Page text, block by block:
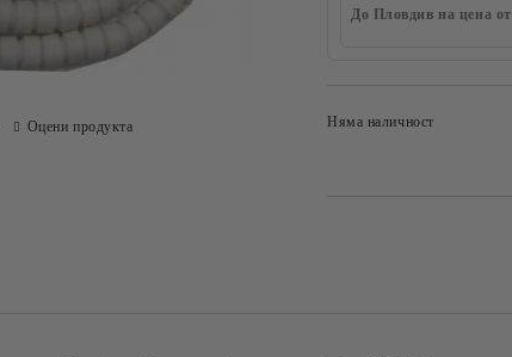
До Пловдив на цена от
Няма наличност
Оцени продукта